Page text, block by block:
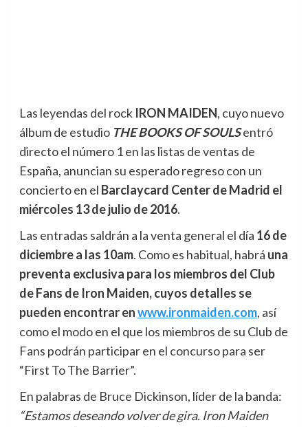
Las leyendas del rock IRON MAIDEN, cuyo nuevo
álbum de estudio THE BOOKS OF SOULSentró
directo el número 1 en las listas de ventas de
España, anuncian su esperado regreso con un
conciertoen el Barclaycard Center de Madrid el
miércoles 13 de julio de 2016.
Las entradas saldrán a la venta general el día 16 de
diciembre a las 10am. Como es habitual, habrá una
preventa exclusiva para los miembros del Club
de Fans de Iron Maiden, cuyos detalles se
pueden encontrar enwww.ironmaiden.com, así
como el modo en el que los miembros de su Club de
Fans podrán participar en el concurso para ser
“First To The Barrier”.
En palabras de Bruce Dickinson, líder de la banda:
“Estamos deseando volver de gira. Iron Maiden